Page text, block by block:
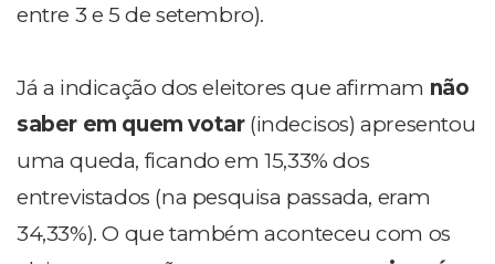
entre 3 e 5 de setembro).
Já a indicação dos eleitores que afirmam não
saber em quem votar (indecisos) apresentou
uma queda, ficando em 15,33% dos
entrevistados (na pesquisa passada, eram
34,33%). O que também aconteceu com os